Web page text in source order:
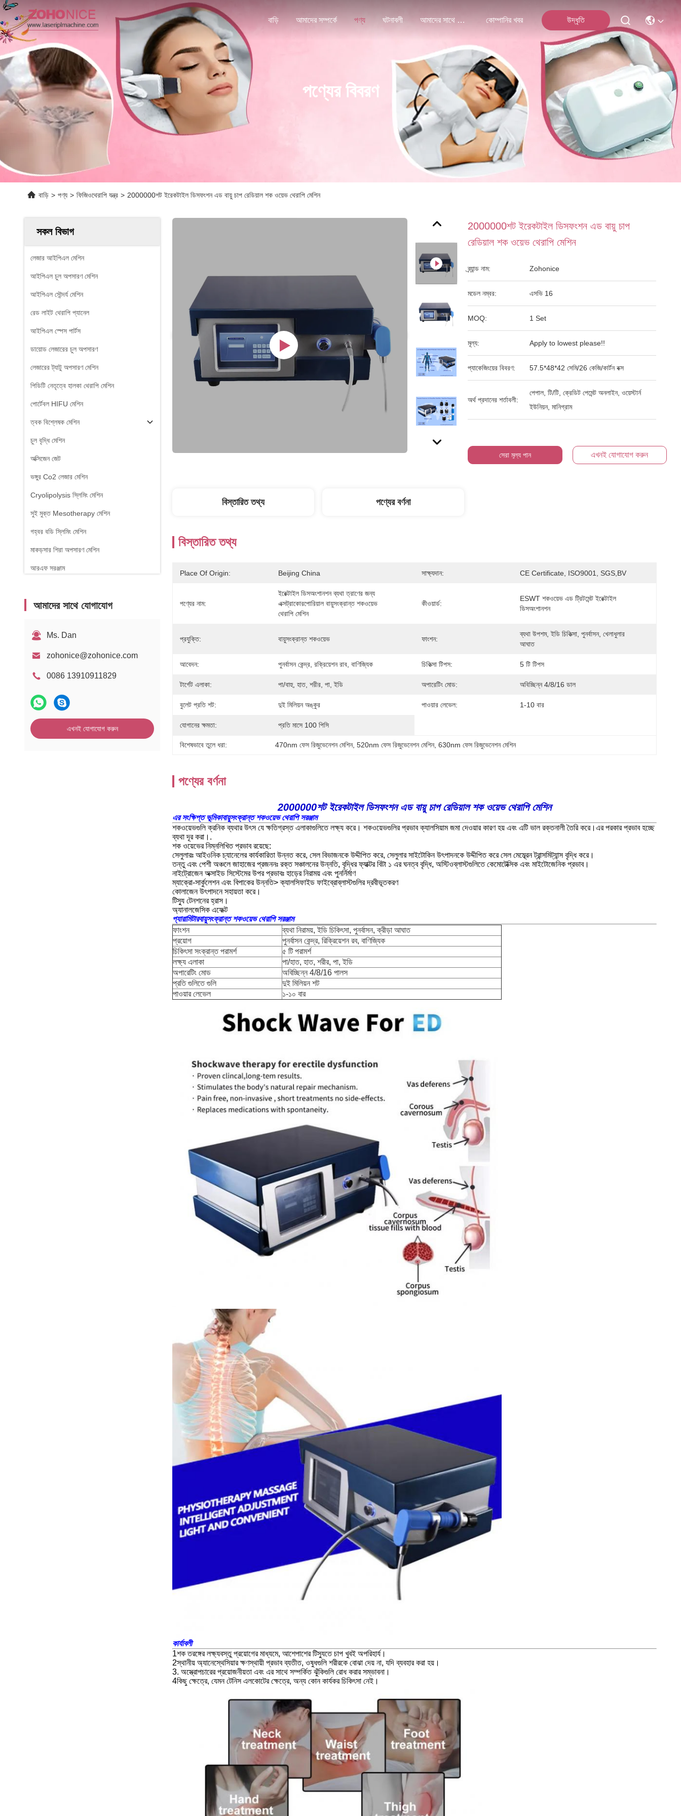
বাড়ি আমাদের সম্পর্কে পণ্য ঘটনাবলী আমাদের সাথে যোগাযোগ কোম্পানির খবর উদ্ধৃতি
পণ্যের বিবরণ
বাড়ি > পণ্য > ফিজিওথেরাপি যন্ত্র > 2000000শট ইরেকটাইল ডিসফংশন এড বায়ু চাপ রেডিয়াল শক ওয়েভ থেরাপি মেশিন
সকল বিভাগ
লেজার আইপিএল মেশিন
আইপিএল চুল অপসারণ মেশিন
আইপিএল সৌন্দর্য মেশিন
রেড লাইট থেরাপি প্যানেল
আইপিএল স্পেস পার্টস
ডায়োড লেজারের চুল অপসারণ
লেজারের ট্যাটু অপসারণ মেশিন
পিডিটি নেতৃত্বে হালকা থেরাপি মেশিন
পোর্টেবল HIFU মেশিন
ত্বক বিশ্লেষক মেশিন
চুল বৃদ্ধি মেশিন
অক্সিজেন জেট
ভঙ্গুর Co2 লেজার মেশিন
Cryolipolysis স্লিমিং মেশিন
সুই মুক্ত Mesotherapy মেশিন
গহ্বর বডি স্লিমিং মেশিন
মাকড়সার শিরা অপসারণ মেশিন
আরএফ সরঞ্জাম
১৪৭০ এনএম ডায়োড লেজার
আমাদের সাথে যোগাযোগ
Ms. Dan
zohonice@zohonice.com
0086 13910911829
এখনই যোগাযোগ করুন
2000000শট ইরেকটাইল ডিসফংশন এড বায়ু চাপ
রেডিয়াল শক ওয়েভ থেরাপি মেশিন
ব্র্যান্ড নাম: Zohonice
মডেল নম্বর: এসভি 16
MOQ: 1 Set
মূল্য: Apply to lowest please!!
প্যাকেজিংয়ের বিবরণ: 57.5*48*42 সেমি/26 কেজি/কার্টন বক্স
অর্থ প্রদানের শর্তাবলী:
পেপাল, টি/টি, ক্রেডিট পেমেন্ট অনলাইন, ওয়েস্টার্ন
ইউনিয়ন, মানিগ্রাম
সেরা মূল্য পান এখনই যোগাযোগ করুন
বিস্তারিত তথ্য পণ্যের বর্ণনা
বিস্তারিত তথ্য
Place Of Origin: Beijing China সাক্ষ্যদান: CE Certificate, ISO9001, SGS,BV
পণ্যের নাম:
ইরেক্টাইল ডিসঅংশানশন ব্যথা ত্রাণের জন্য
এক্সট্রাকোরপোরিয়াল বায়ুসংক্রান্ত শকওয়েভ
থেরাপি মেশিন
কীওয়ার্ড:
ESWT শকওয়েভ এড ট্রিটমেন্ট ইরেক্টাইল
ডিসঅংশানশন
প্রযুক্তি: বায়ুসংক্রান্ত শকওয়েভ ফাংশন:
ব্যথা উপশম, ইডি চিকিত্সা, পুনর্বাসন, খেলাধুলার
আঘাত
আবেদন: পুনর্বাসন কেন্দ্র, রক্রিয়েশন রাব, বাণিজ্যিক চিকিত্সা টিপস: 5 টি টিপস
টার্গেট এলাকা: পা/বাহু, হাত, শরীর, পা, ইডি অপারেটিং মোড: অবিচ্ছিন্ন 4/8/16 ডাল
বুলেট প্রতি শট: দুই মিলিয়ন অঙ্কুর পাওয়ার লেভেল: 1-10 বার
যোগানের ক্ষমতা: প্রতি মাসে 100 পিসি
বিশেষভাবে তুলে ধরা: 470nm ফেস রিজুভেনেশন মেশিন, 520nm ফেস রিজুভেনেশন মেশিন, 630nm ফেস রিজুভেনেশন মেশিন
পণ্যের বর্ণনা
2000000শট ইরেকটাইল ডিসফংশন এড বায়ু চাপ রেডিয়াল শক ওয়েভ থেরাপি মেশিন
এর সংক্ষিপ্ত ভূমিকাবায়ুসংক্রান্ত শকওয়েভ থেরাপি সরঞ্জাম
শকওয়েভগুলি ক্রনিক ব্যথার উৎস যে ক্ষতিগ্রস্ত এলাকাগুলিতে লক্ষ্য করে। শকওয়েভগুলির প্রভাব ক্যালসিয়াম জমা দেওয়ার কারণ হয় এবং এটি ভাল রক্তনালী তৈরি করে।এর পরকার প্রভাব হচ্ছে
ব্যথা দূর করা।.
শক ওয়েভের নিম্নলিখিত প্রভাব রয়েছে:
সেলুলারঃ আইওনিক চ্যানেলের কার্যকারিতা উন্নত করে, সেল বিভাজনকে উদ্দীপিত করে, সেলুলার সাইটোকিন উৎপাদনকে উদ্দীপিত করে সেল মেম্ব্রেন ট্রান্সমিট্যান্স বৃদ্ধি করে।
তন্তু এবং পেশী অঞ্চলে জাহাজের প্রজননঃ রক্ত সঞ্চালনের উন্নতি, বৃদ্ধির ফ্যাক্টর বিটা ১ এর ঘনত্ব বৃদ্ধি, অস্টিওব্লাস্টগুলিতে কেমোটেক্সিক এবং মাইটোজেনিক প্রভাব।
নাইট্রোজেন অক্সাইড সিস্টেমের উপর প্রভাবঃ হাড়ের নিরাময় এবং পুনর্নির্মাণ
ম্যাক্রো-সার্কুলেশন এবং বিপাকের উন্নতি> ক্যালসিফাইড ফাইব্রোব্লাস্টগুলির দ্রবীভূতকরণ
কোলাজেন উৎপাদনে সহায়তা করে।
টিস্যু টেনশনের হ্রাস।
অ্যানালজেসিক এফেক্ট
প্যারামিটারবায়ুসংক্রান্ত শকওয়েভ থেরাপি সরঞ্জাম
ফাংশন
ব্যথা নিরাময়, ইডি চিকিৎসা, পুনর্বাসন, ক্রীড়া আঘাত
প্রয়োগ
পুনর্বাসন কেন্দ্র, রিক্রিয়েশন রব, বাণিজ্যিক
চিকিৎসা সংক্রান্ত পরামর্শ
৫ টি পরামর্শ
লক্ষ্য এলাকা
পা/হাত, হাত, শরীর, পা, ইডি
অপারেটিং মোড
অবিচ্ছিন্ন 4/8/16 পালস
প্রতি গুলিতে গুলি
দুই মিলিয়ন শট
পাওয়ার লেভেল
১-১০ বার
কার্যাবলী
1শক তরঙ্গের লক্ষ্যবস্তু প্রয়োগের মাধ্যমে, আশেপাশের টিস্যুতে চাপ খুবই অপরিহার্য।
2স্থানীয় অ্যানেস্থেসিয়ার ক্ষণস্থায়ী প্রভাব ব্যতীত, ওষুধগুলি শরীরকে বোঝা দেয় না, যদি ব্যবহার করা হয়।
3. অস্ত্রোপচারের প্রয়োজনীয়তা এবং এর সাথে সম্পর্কিত ঝুঁকিগুলি রোধ করার সম্ভাবনা।
4কিছু ক্ষেত্রে, যেমন টেনিস এলকোটের ক্ষেত্রে, অন্য কোন কার্যকর চিকিৎসা নেই।